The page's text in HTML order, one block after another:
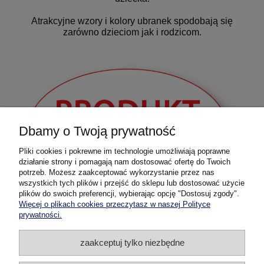
Atrakcyjne wzory i kolory ubranek spodobają się
zarówno dzieciom jak i rodzicom.
Pomoc
Dostawa i płatność
Dbamy o Twoją prywatność
Pliki cookies i pokrewne im technologie umożliwiają poprawne
działanie strony i pomagają nam dostosować ofertę do Twoich
potrzeb. Możesz zaakceptować wykorzystanie przez nas
wszystkich tych plików i przejść do sklepu lub dostosować użycie
plików do swoich preferencji, wybierając opcję "Dostosuj zgody".
Więcej o plikach cookies przeczytasz w naszej Polityce
prywatności.
zaakceptuj tylko niezbędne